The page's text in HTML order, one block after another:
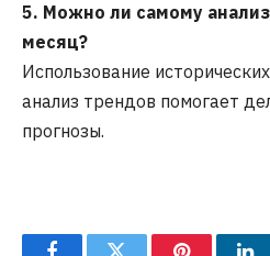
5. Можно ли самому
месяц?
Использование
анализ трендов помогает
прогнозы.